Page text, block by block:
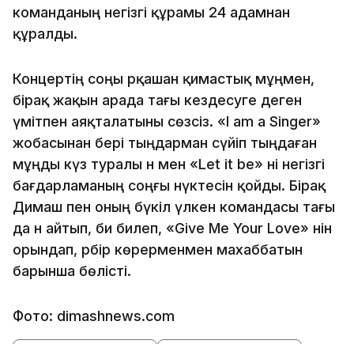
команданың негізгі құрамы 24 адамнан
құралды.
Концертің соңы әрқашан қимастық мұңмен,
бірақ жақын арада тағы кездесуге деген
үмітпен аяқталатыны сөзсіз. «I am a Singer»
жобасынан бері тыңдарман сүйіп тыңдаған
мұңды күз туралы ән мен «Let it be» әні негізгі
бағдарламаның соңғы нүктесін қойды. Бірақ
Димаш пен оның бүкіл үлкен командасы тағы
да ән айтып, би билеп, «Give Me Your Love» әнін
орындап, әрбір көрерменмен махаббатын
барынша бөлісті.
Фото: dimashnews.com